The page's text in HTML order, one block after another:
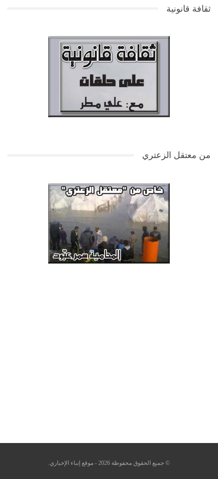
ثقافة قانونية
من معتقل الزعتري
© جميع الحقوق محفوظة 2026 - موقع إنباء الإخباري.